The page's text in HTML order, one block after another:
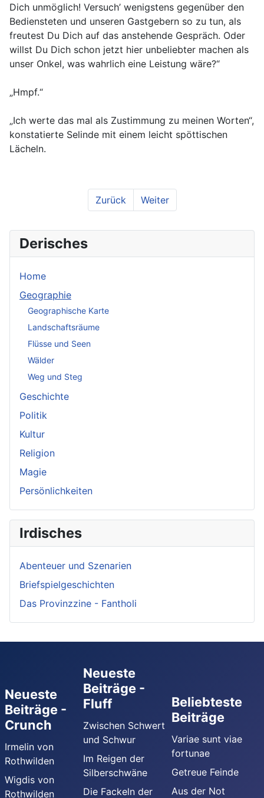
Derisches
Home
Geographie
Geographische Karte
Landschaftsräume
Flüsse und Seen
Wälder
Weg und Steg
Geschichte
Politik
Kultur
Religion
Magie
Persönlichkeiten
Irdisches
Abenteuer und Szenarien
Briefspielgeschichten
Das Provinzzine - Fantholi
Dich unmöglich! Versuch’ wenigstens gegenüber den
Bediensteten und unseren Gastgebern so zu tun, als
freutest Du Dich auf das anstehende Gespräch. Oder
willst Du Dich schon jetzt hier unbeliebter machen als
unser Onkel, was wahrlich eine Leistung wäre?“
„Hmpf.“
„Ich werte das mal als Zustimmung zu meinen Worten“,
konstatierte Selinde mit einem leicht spöttischen
Lächeln.
Zurück Weiter
Neueste
Beiträge -
Crunch
Irmelin von
Rothwilden
Wigdis von
Rothwilden
Neueste
Beiträge -
Fluff
Zwischen Schwert
und Schwur
Im Reigen der
Silberschwäne
Die Fackeln der
Beliebteste
Beiträge
Variae sunt viae
fortunae
Getreue Feinde
Aus der Not